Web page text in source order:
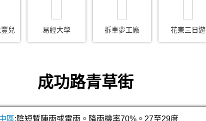
兒 易經大學 拆車夢工廠 花東三日遊
成功路青草街
區:陰短暫陣雨或雷雨。降雨機率70%。27至29度